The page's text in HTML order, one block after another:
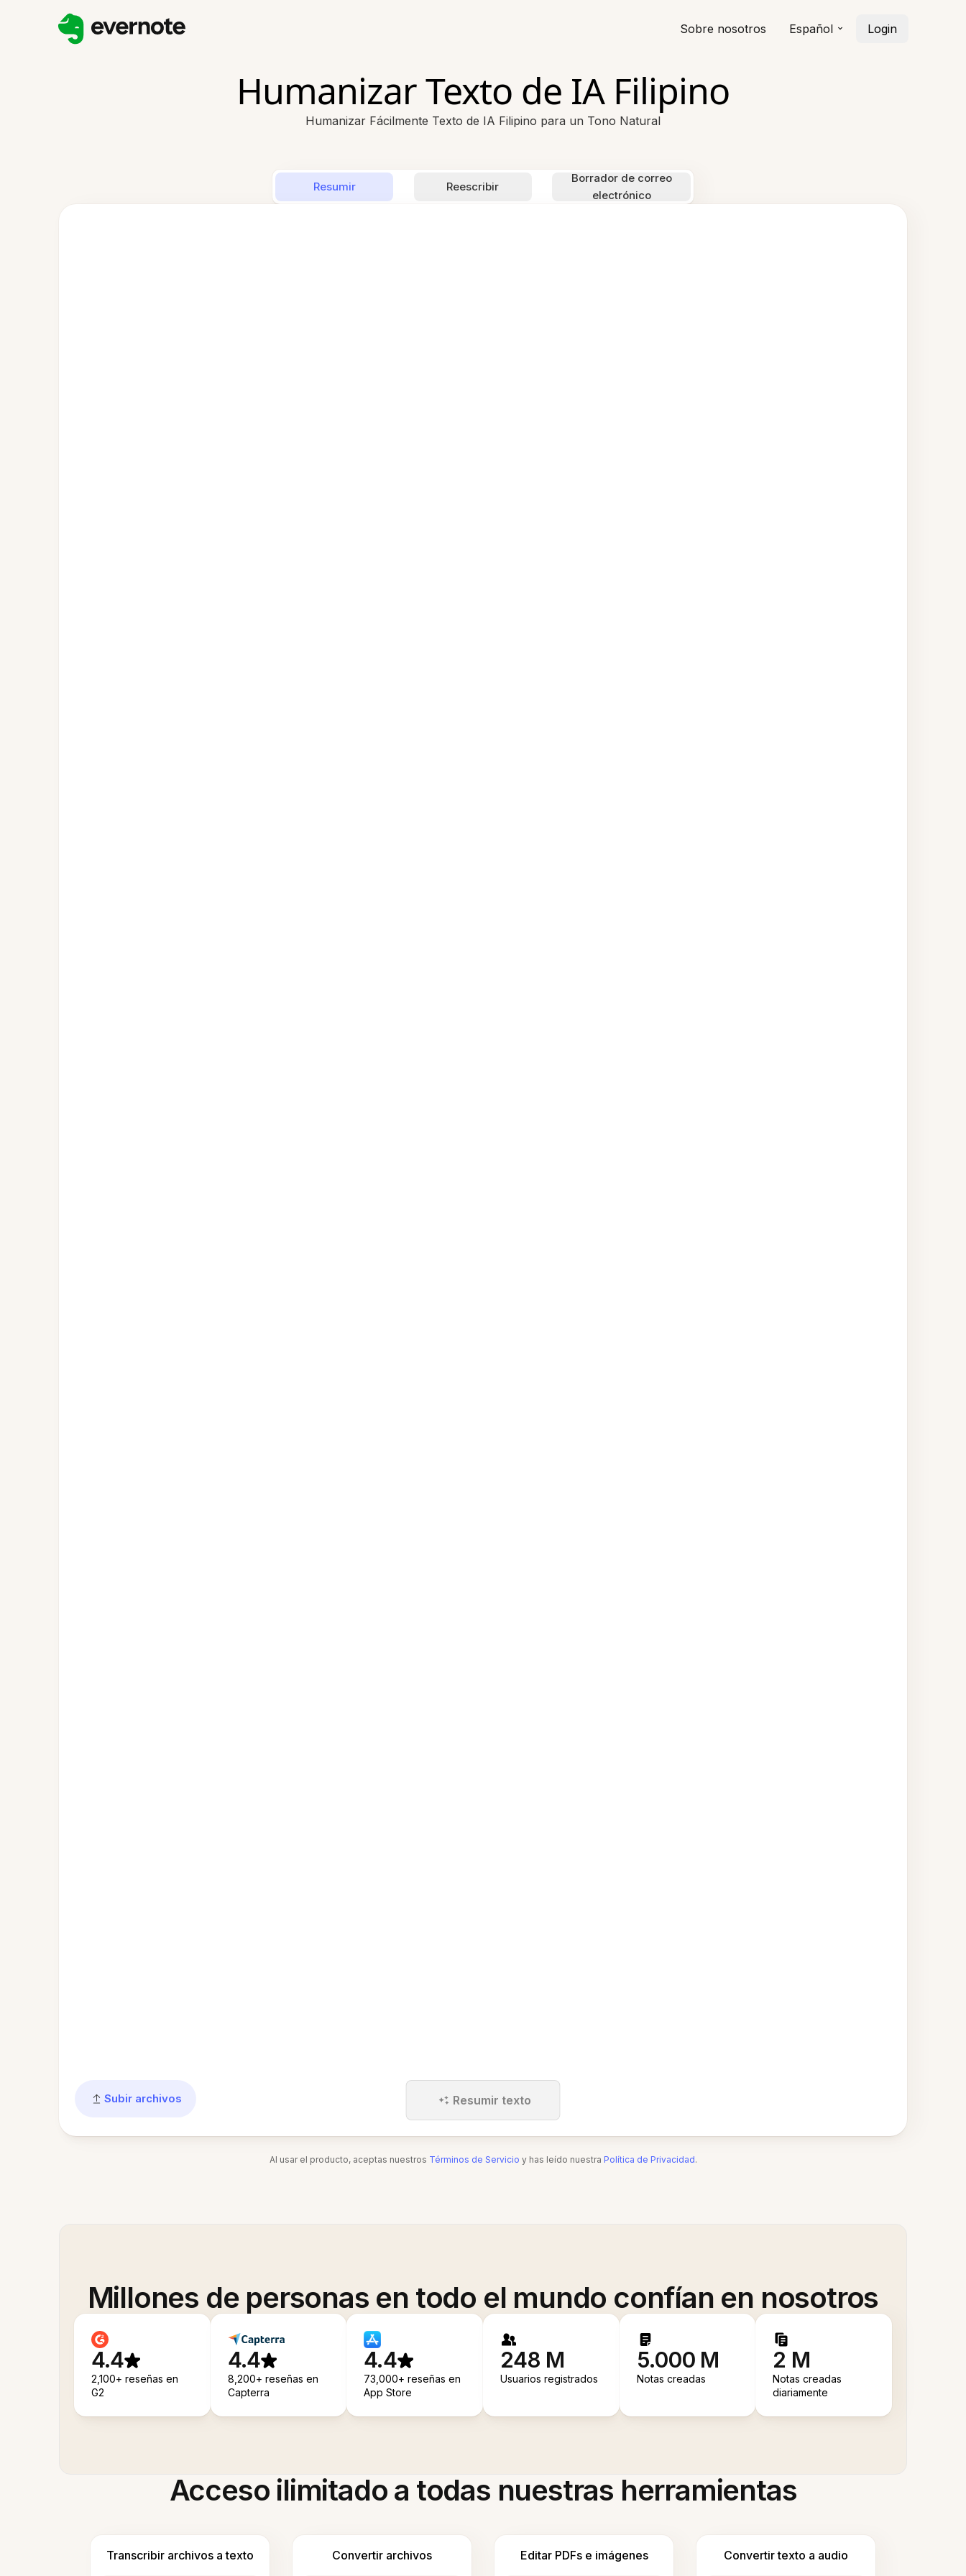
Sobre nosotros Español Login
Humanizar Texto de IA Filipino
Humanizar Fácilmente Texto de IA Filipino para un Tono Natural
Resumir Reescribir
Borrador de correo
electrónico
Subir archivos Resumir texto
Al usar el producto, aceptas nuestros Términos de Servicio y has leído nuestra Política de Privacidad.
Millones de personas en todo el mundo confían en nosotros
4.4
2,100+ reseñas en
G2
4.4
8,200+ reseñas en
Capterra
4.4
73,000+ reseñas en
App Store
248 M
Usuarios registrados
5.000 M
Notas creadas
2 M
Notas creadas
diariamente
Acceso ilimitado a todas nuestras herramientas
Transcribir archivos a texto Convertir archivos Editar PDFs e imágenes Convertir texto a audio